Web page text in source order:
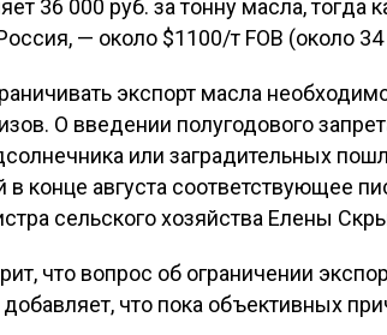
36 000 руб. за тонну масла, тогда
— около $1100/т FOB (около
экспорт масла
О введении полугодового
или заградительных
конце августа соответствующее
сельского хозяйства Елены
что вопрос об ограничении
что пока объективных